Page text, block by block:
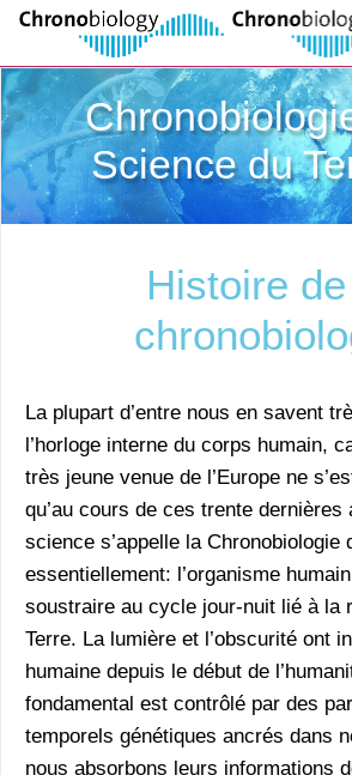
Science du
Histoire
La plupart d’entre nous en savent
l’horloge interne du corps humain,
très jeune venue de l’Europe ne
qu’au cours de ces trente dernières
science s’appelle la Chronobiologie
essentiellement: l’organisme
soustraire au cycle jour-nuit lié à la
Terre. La lumière et l’obscurité ont
humaine depuis le début de
fondamental est contrôlé par des
temporels génétiques ancrés dans
nous absorbons leurs informations